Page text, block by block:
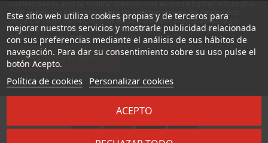
amb novetats comercials sobre els nostres serveis. Podeu accedir,
rectificar i suprimir les vostres dades, així com exercir altres drets
consultant la informació addicional detallada sobre protecció de
dades a la nostrapolítica de privacitat
SUBSCRIURE'S
Desarrollado por
Este sitio web utiliza cookies propias y de terceros para
mejorar nuestros servicios y mostrarle publicidad relacionada
con sus preferencias mediante el análisis de sus hábitos de
navegación. Para dar su consentimiento sobre su uso pulse el
botón Acepto.
Política de cookies Personalizar cookies
ACEPTO